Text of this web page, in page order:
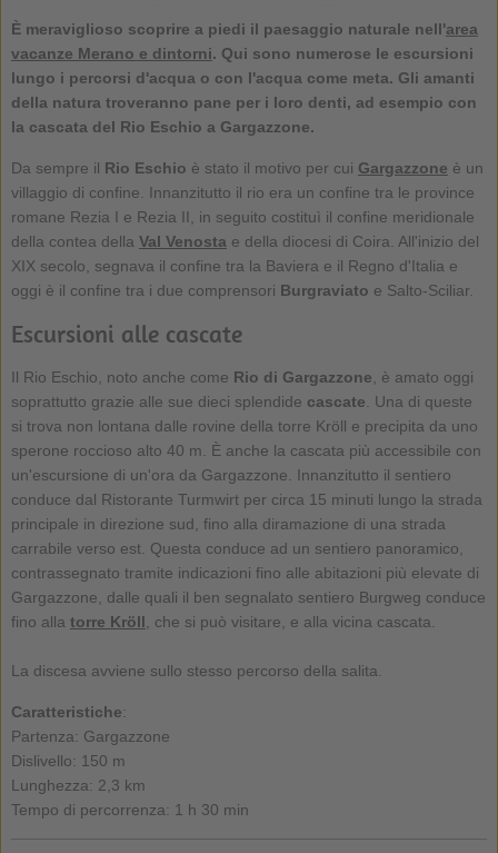
È meraviglioso scoprire a piedi il paesaggio naturale nell'area
vacanze Merano e dintorni. Qui sono numerose le escursioni
lungo i percorsi d'acqua o con l'acqua come meta. Gli amanti
della natura troveranno pane per i loro denti, ad esempio con
la cascata del Rio Eschio a Gargazzone.
Da sempre il Rio Eschio è stato il motivo per cui Gargazzone è un
villaggio di confine. Innanzitutto il rio era un confine tra le province
romane Rezia I e Rezia II, in seguito costituì il confine meridionale
della contea della Val Venosta e della diocesi di Coira. All'inizio del
XIX secolo, segnava il confine tra la Baviera e il Regno d'Italia e
oggi è il confine tra i due comprensori Burgraviato e Salto-Sciliar.
Escursioni alle cascate
Il Rio Eschio, noto anche come Rio di Gargazzone , è amato oggi
soprattutto grazie alle sue dieci splendide cascate . Una di queste
si trova non lontana dalle rovine della torre Kröll e precipita da uno
sperone roccioso alto 40 m. È anche la cascata più accessibile con
un'escursione di un'ora da Gargazzone. Innanzitutto il sentiero
conduce dal Ristorante Turmwirt per circa 15 minuti lungo la strada
principale in direzione sud, fino alla diramazione di una strada
carrabile verso est. Questa conduce ad un sentiero panoramico,
contrassegnato tramite indicazioni fino alle abitazioni più elevate di
Gargazzone, dalle quali il ben segnalato sentiero Burgweg conduce
fino alla torre Kröll , che si può visitare, e alla vicina cascata.
La discesa avviene sullo stesso percorso della salita.
Caratteristiche:
Partenza: Gargazzone
Dislivello: 150 m
Lunghezza: 2,3 km
Tempo di percorrenza: 1 h 30 min